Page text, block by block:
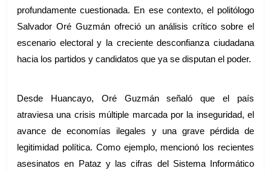
profundamente cuestionada. En ese contexto, el politólogo
Salvador Oré Guzmán ofreció un análisis crítico sobre el
escenario electoral y la creciente desconfianza ciudadana
hacia los partidos y candidatos que ya se disputan el poder.
Desde Huancayo, Oré Guzmán señaló que el país
atraviesa una crisis múltiple marcada por la inseguridad, el
avance de economías ilegales y una grave pérdida de
legitimidad política. Como ejemplo, mencionó los recientes
asesinatos en Pataz y las cifras del Sistema Informático